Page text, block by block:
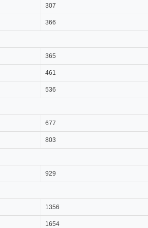
307
366
365
461
536
677
803
929
1356
1654